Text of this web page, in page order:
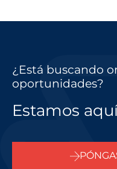
¿Está buscando
oportunidades?
Estamos